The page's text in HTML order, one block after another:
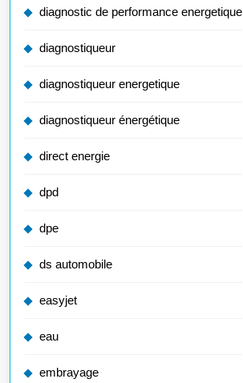
diagnostic de performance energetique
diagnostiqueur
diagnostiqueur energetique
diagnostiqueur énergétique
direct energie
dpd
dpe
ds automobile
easyjet
eau
embrayage